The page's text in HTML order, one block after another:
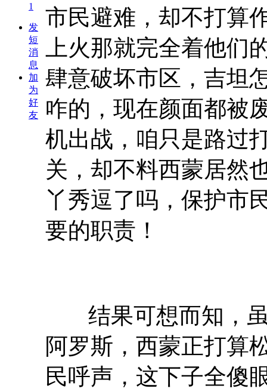
1
发
短
消
息
加
为
好
友
市民避难，却不打算
上火那就完全着他们
肆意破坏市区，吉坦
咋的，现在颜面都被
机出战，咱只是路过
关，却不料西蒙居然
丫秀逗了吗，保护市
要的职责！
结果可想而知，
阿罗斯，西蒙正打算
民呼声，这下子全傻